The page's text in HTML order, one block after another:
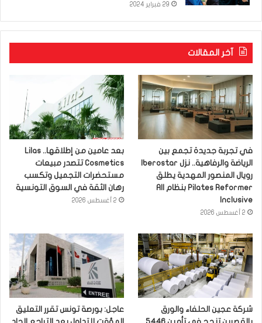
29 فبراير 2024
آخر المقالات
في تجربة جديدة تجمع بين
رويال المنصور المهدية يطلق
Pilates Reformer بنظام All
Inclusive
2 أغسطس 2026
بعد عامين من إطلاقها.. Lilas
Cosmetics تتصدر مبيعات
مستحضرات التجميل وتكسب
رهان الثقة في السوق التونسية
2 أغسطس 2026
شركة عجين الحلفاء والورق
عاجل: بورصة تونس تقرر التعليق